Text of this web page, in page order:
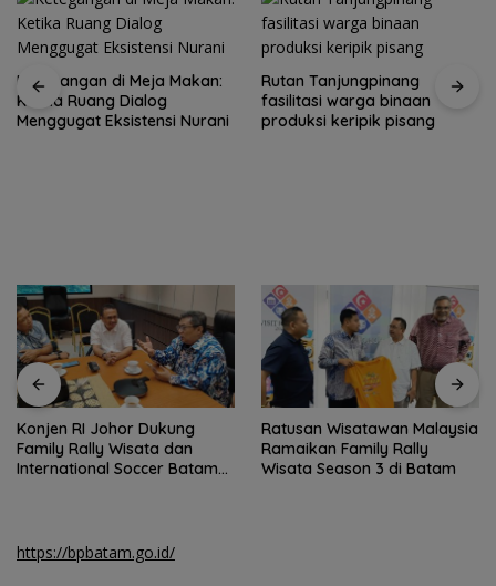
Ketegangan di Meja Makan:
Ketika Ruang Dialog
Menggugat Eksistensi Nurani
Rutan Tanjungpinang
fasilitasi warga binaan
produksi keripik pisang
Konjen RI Johor Dukung
Family Rally Wisata dan
International Soccer Batam
Ratusan Wisatawan Malaysia
Ramaikan Family Rally
Wisata Season 3 di Batam
https://bpbatam.go.id/